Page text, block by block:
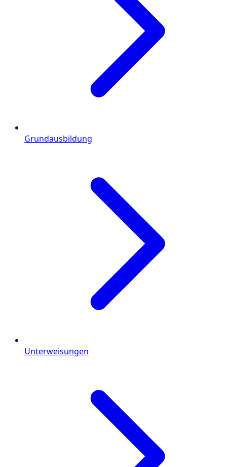
Grundausbildung
Unterweisungen